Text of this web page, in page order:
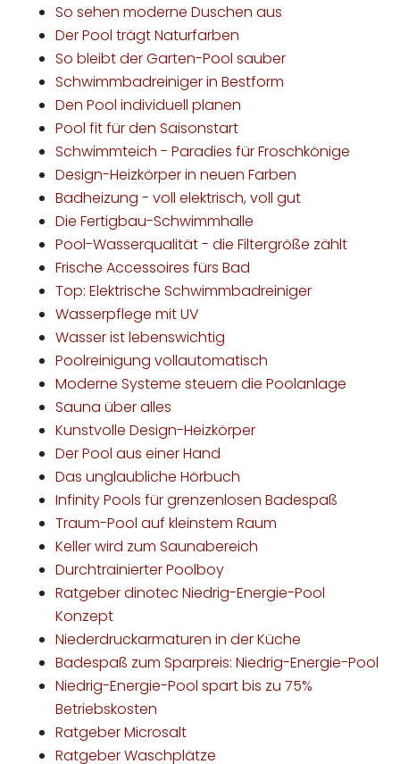
So sehen moderne Duschen aus
Der Pool trägt Naturfarben
So bleibt der Garten-Pool sauber
Schwimmbadreiniger in Bestform
Den Pool individuell planen
Pool fit für den Saisonstart
Schwimmteich - Paradies für Froschkönige
Design-Heizkörper in neuen Farben
Badheizung - voll elektrisch, voll gut
Die Fertigbau-Schwimmhalle
Pool-Wasserqualität - die Filtergröße zählt
Frische Accessoires fürs Bad
Top: Elektrische Schwimmbadreiniger
Wasserpflege mit UV
Wasser ist lebenswichtig
Poolreinigung vollautomatisch
Moderne Systeme steuern die Poolanlage
Sauna über alles
Kunstvolle Design-Heizkörper
Der Pool aus einer Hand
Das unglaubliche Hörbuch
Infinity Pools für grenzenlosen Badespaß
Traum-Pool auf kleinstem Raum
Keller wird zum Saunabereich
Durchtrainierter Poolboy
Ratgeber dinotec Niedrig-Energie-Pool
Konzept
Niederdruckarmaturen in der Küche
Badespaß zum Sparpreis: Niedrig-Energie-Pool
Niedrig-Energie-Pool spart bis zu 75%
Betriebskosten
Ratgeber Microsalt
Ratgeber Waschplätze